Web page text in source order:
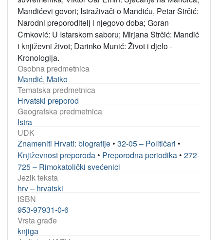
Mandićevi govori; Istraživači o Mandiću, Petar Strčić:
Narodni preporoditelj i njegovo doba; Goran
Crnković: U Istarskom saboru; Mirjana Strčić: Mandić
i književni život; Darinko Munić: Život i djelo -
Kronologija.
Osobna predmetnica
Mandić, Matko
Tematska predmetnica
Hrvatski preporod
Geografska predmetnica
Istra
UDK
Znameniti Hrvati: biografije • 32-05 – Političari •
Književnost preporoda • Preporodna periodika • 272-
725 – Rimokatolički svećenici
Jezik teksta
hrv – hrvatski
ISBN
953-97931-0-6
Vrsta građe
knjiga